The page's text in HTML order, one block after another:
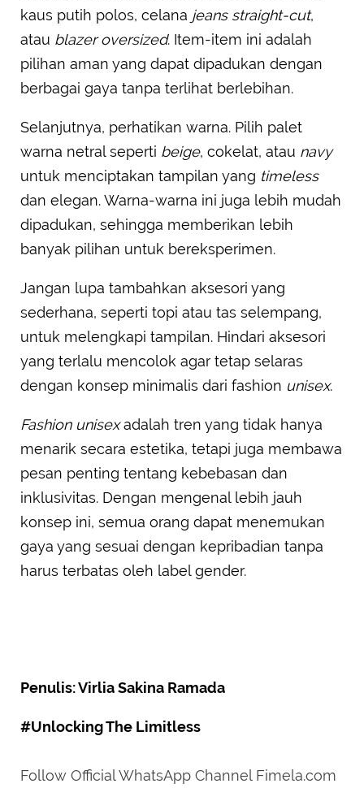
kaus putih polos, celana jeans straight-cut,
atau blazer oversized. Item-item ini adalah
pilihan aman yang dapat dipadukan dengan
berbagai gaya tanpa terlihat berlebihan.
Selanjutnya, perhatikan warna. Pilih palet
warna netral seperti beige, cokelat, atau navy
untuk menciptakan tampilan yang timeless
dan elegan. Warna-warna ini juga lebih mudah
dipadukan, sehingga memberikan lebih
banyak pilihan untuk bereksperimen.
Jangan lupa tambahkan aksesori yang
sederhana, seperti topi atau tas selempang,
untuk melengkapi tampilan. Hindari aksesori
yang terlalu mencolok agar tetap selaras
dengan konsep minimalis dari fashion unisex.
Fashion unisexadalah tren yang tidak hanya
menarik secara estetika, tetapi juga membawa
pesan penting tentang kebebasan dan
inklusivitas. Dengan mengenal lebih jauh
konsep ini, semua orang dapat menemukan
gaya yang sesuai dengan kepribadian tanpa
harus terbatas oleh label gender.
Penulis: Virlia Sakina Ramada
#Unlocking The Limitless
Follow Official WhatsApp Channel Fimela.com